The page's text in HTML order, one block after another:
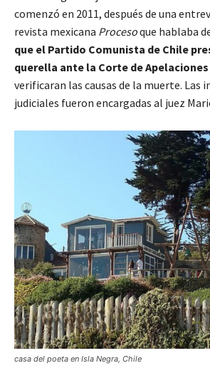
comenzó en 2011, después de una
revista mexicana Procesoque hablaba
que el Partido Comunista de Chile
querella ante la Corte de Apelaciones
verificaran las causas de la muerte. Las
judiciales fueron encargadas al juez
casa del poeta en Isla Negra, Chile